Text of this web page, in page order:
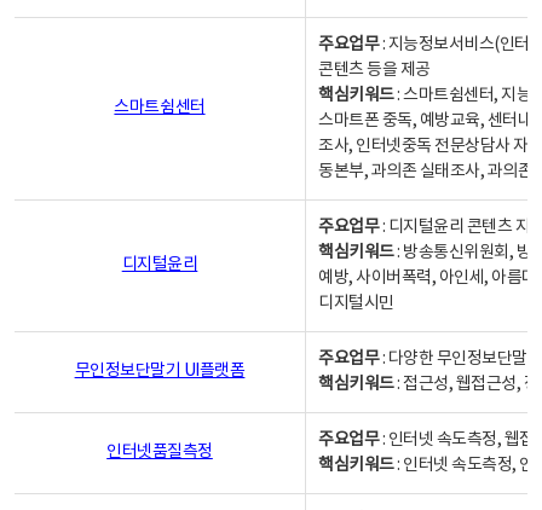
스마트쉼센터
주요업무: 지능정보서비스(인터
콘텐츠 등을 제공
핵심키워드: 스마트쉼센터, 지능
스마트폰 중독, 예방교육, 센터내
조사, 인터넷중독 전문상담사 자
동본부, 과의존 실태조사, 과의존
디지털윤리
주요업무: 디지털윤리 콘텐츠 지
핵심키워드: 방송통신위원회, 방
예방, 사이버폭력, 아인세, 아름
디지털시민
무인정보단말기 UI플랫폼
주요업무: 다양한 무인정보단말
핵심키워드: 접근성, 웹접근성,
인터넷품질측정
주요업무: 인터넷 속도측정, 웹접
핵심키워드: 인터넷 속도측정, 인